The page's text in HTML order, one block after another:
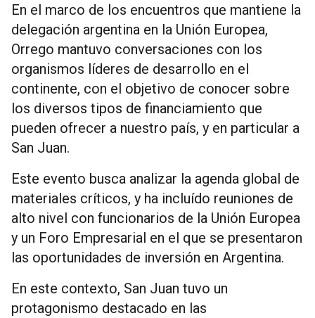
En el marco de los encuentros que mantiene la
delegación argentina en la Unión Europea,
Orrego mantuvo conversaciones con los
organismos líderes de desarrollo en el
continente, con el objetivo de conocer sobre
los diversos tipos de financiamiento que
pueden ofrecer a nuestro país, y en particular a
San Juan.
Este evento busca analizar la agenda global de
materiales críticos, y ha incluído reuniones de
alto nivel con funcionarios de la Unión Europea
y un Foro Empresarial en el que se presentaron
las oportunidades de inversión en Argentina.
En este contexto, San Juan tuvo un
protagonismo destacado en las